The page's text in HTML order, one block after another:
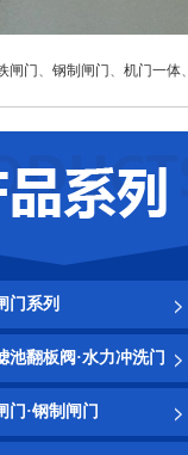
闸门、 钢制闸门、 机门一体、
门系列
池翻板阀·水力冲洗门
门·钢制闸门